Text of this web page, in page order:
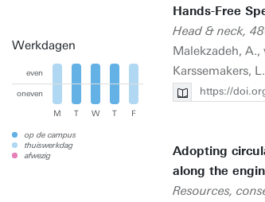
Werkdagen
even
oneven
M T W T F
op de campus
thuiswerkdag
afwezig
Hands-Free
Head & neck, 48
Malekzadeh,
Karssemakers,
https://
Adopting
along the
Resources,